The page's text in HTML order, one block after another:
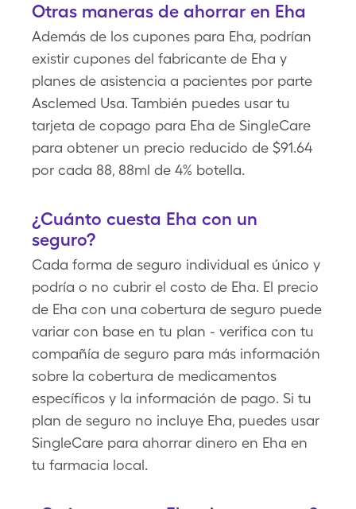
Otras maneras de ahorrar en Eha
Además de los cupones para Eha, podrían
existir cupones del fabricante de Eha y
planes de asistencia a pacientes por parte
Asclemed Usa. También puedes usar tu
tarjeta de copago para Eha de SingleCare
para obtener un precio reducido de $91.64
por cada 88, 88ml de 4% botella.
¿Cuánto cuesta Eha con un
seguro?
Cada forma de seguro individual es único y
podría o no cubrir el costo de Eha. El precio
de Eha con una cobertura de seguro puede
variar con base en tu plan - verifica con tu
compañía de seguro para más información
sobre la cobertura de medicamentos
específicos y la información de pago. Si tu
plan de seguro no incluye Eha, puedes usar
SingleCare para ahorrar dinero en Eha en
tu farmacia local.